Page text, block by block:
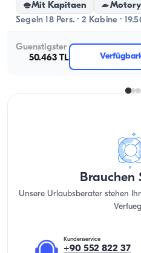
Mit Kapitaen
Segeln 18 Pers. · 2 Kabine ·
Guenstigster
50.463 TL
Brauchen
Unsere Urlaubsberater stehen
Kundenservice
+90 552 822 37